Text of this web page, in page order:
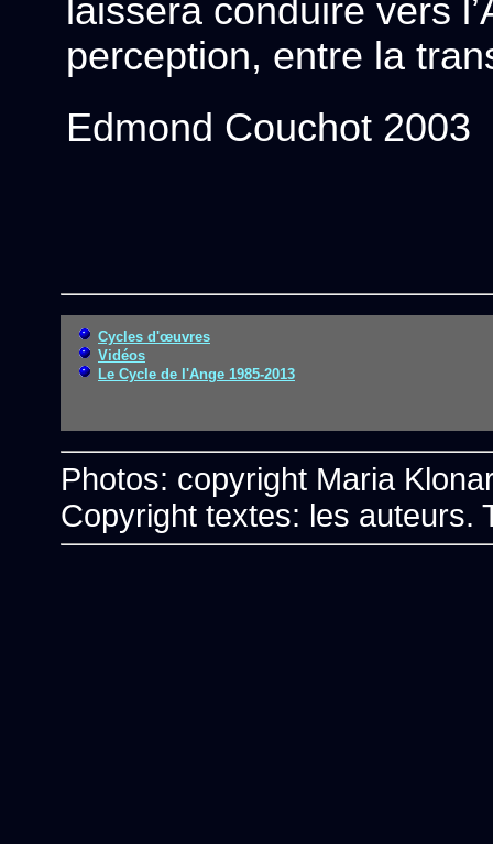
laissera conduire vers
perception, entre la
Edmond Couchot 2003
Cycles d'œuvres
Vidéos
Le Cycle de l'Ange 1985-2013
Photos: copyright Maria
Copyright textes: les auteurs.